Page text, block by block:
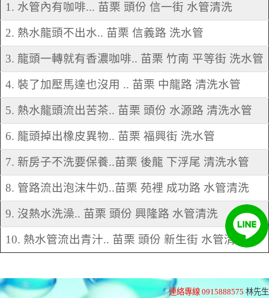
1. 水管內有咖啡... 苗栗 頭份 信一街 水管清洗
2. 熱水龍頭不出水.. 苗栗 信義路 洗水管
3. 龍頭一轉就有香濃咖啡.. 苗栗 竹南 平等街 洗水管
4. 裝了加壓馬達也沒用 .. 苗栗 中龍路 清洗水管
5. 熱水龍頭流出苦茶.. 苗栗 頭份 水源路 清洗水管
6. 龍頭掉出橡皮異物.. 苗栗 福興街 洗水管
7. 新房子不洗要保養..苗栗 後龍 下浮尾 清洗水管
8. 管路流出泡沫牛奶..苗栗 苑裡 成功路 水管清洗
9. 沒熱水洗澡.. 苗栗 頭份 興隆路 水管清洗
10. 熱水管流出青汁.. 苗栗 頭份 新生街 水管清洗
連絡專線 0915888575 林先生